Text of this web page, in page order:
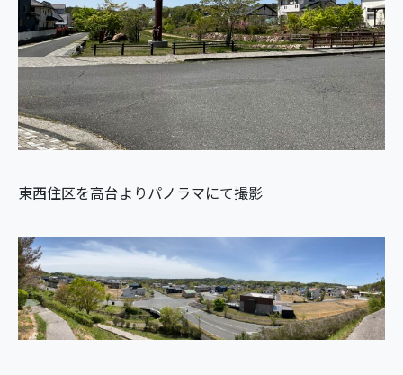
東西住区を高台よりパノラマにて撮影